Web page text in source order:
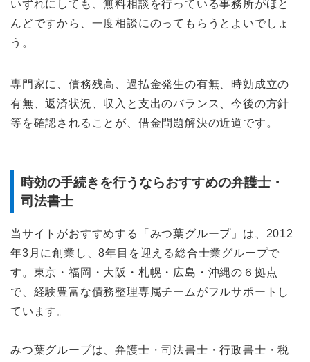
いずれにしても、無料相談を行っている事務所がほと
んどですから、一度相談にのってもらうとよいでしょ
う。
専門家に、債務残高、過払金発生の有無、時効成立の
有無、返済状況、収入と支出のバランス、今後の方針
等を確認されることが、借金問題解決の近道です。
時効の手続きを行うならおすすめの弁護士・
司法書士
当サイトがおすすめする「みつ葉グループ」は、2012
年3月に創業し、8年目を迎える総合士業グループで
す。東京・福岡・大阪・札幌・広島・沖縄の６拠点
で、経験豊富な債務整理専属チームがフルサポートし
ています。
みつ葉グループは、弁護士・司法書士・行政書士・税